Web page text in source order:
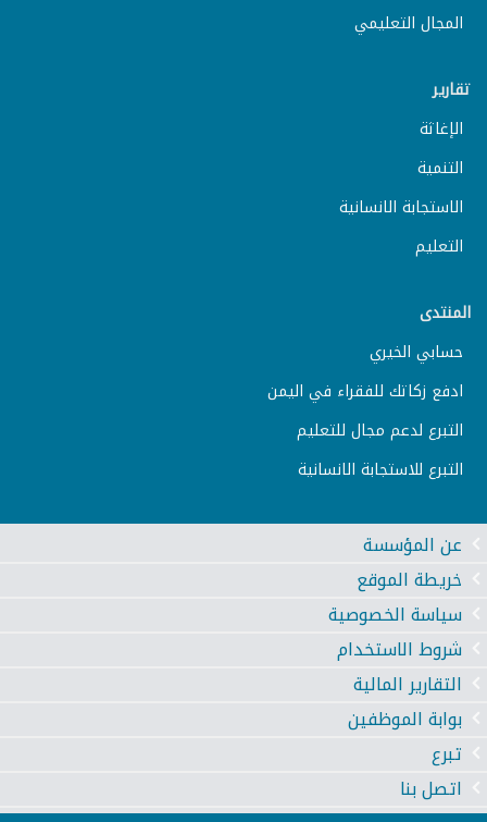
المجال التعليمي
تقارير
الإغاثة
التنمية
الاستجابة الانسانية
التعليم
المنتدى
حسابي الخيري
ادفع زكاتك للفقراء في اليمن
التبرع لدعم مجال للتعليم
التبرع للاستجابة الانسانية
عن المؤسسة
خريطة الموقع
سياسة الخصوصية
شروط الاستخدام
التقارير المالية
بوابة الموظفين
تبرع
اتصل بنا